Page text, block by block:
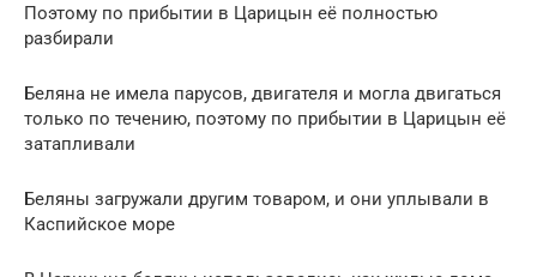
Поэтому по прибытии в Царицын её полностью
разбирали
Беляна не имела парусов, двигателя и могла двигаться
только по течению, поэтому по прибытии в Царицын её
затапливали
Беляны загружали другим товаром, и они уплывали в
Каспийское море